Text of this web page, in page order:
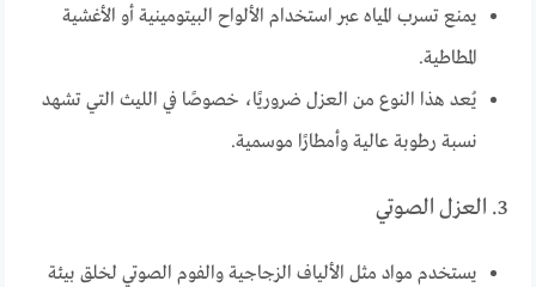
يمنع تسرب المياه عبر استخدام الألواح البيتومينية أو الأغشية
المطاطية.
يُعد هذا النوع من العزل ضروريًا، خصوصًا في الليث التي تشهد
نسبة رطوبة عالية وأمطارًا موسمية.
3. العزل الصوتي
يستخدم مواد مثل الألياف الزجاجية والفوم الصوتي لخلق بيئة